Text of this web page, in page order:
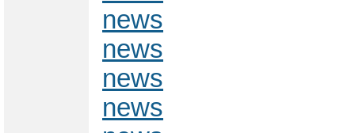
news
news
news
news